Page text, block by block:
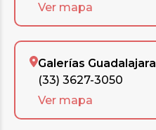
Ver mapa
Galerías Guadalajara
(33) 3627-3050
Ver mapa